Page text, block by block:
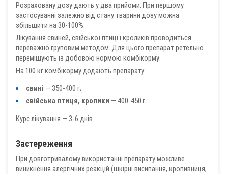
Розраховану дозу дають у два прийоми. При першому
застосуванні залежно від стану тварини дозу можна
збільшити на 30-100%.
Лікування свиней, свійської птиці і кроликів проводиться
переважно груповим методом. Для цього препарат ретельно
перемішують із добовою нормою комбікорму.
На 100 кг комбікорму додають препарату:
свині — 350-400 г;
свійська птиця, кролики — 400-450 г.
Курс лікування — 3-6 днів.
Застереження
При довготривалому використанні препарату можливе
виникнення алергічних реакцій (шкірні висипання, кропивниця,